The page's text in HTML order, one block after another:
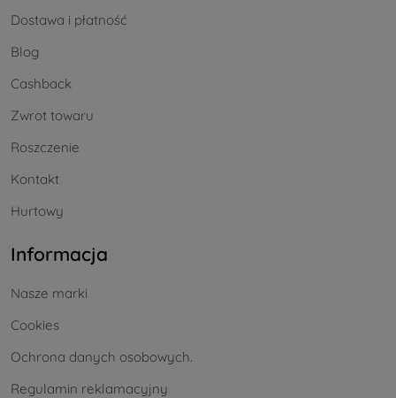
Dostawa i płatność
Blog
Cashback
Zwrot towaru
Roszczenie
Kontakt
Hurtowy
Informacja
Nasze marki
Cookies
Ochrona danych osobowych.
Regulamin reklamacyjny